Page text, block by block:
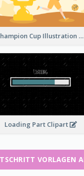
Champion Cup Illustration
Loading Part Clipart
VORLAGEN